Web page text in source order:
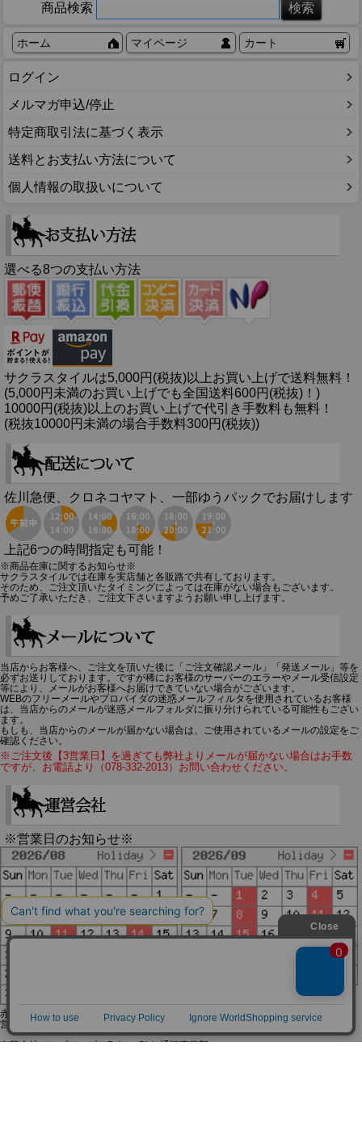
商品検索
ホーム マイページ カート
ログイン
メルマガ申込/停止
特定商取引法に基づく表示
送料とお支払い方法について
個人情報の取扱いについて
選べる8つの支払い方法
サクラスタイルは5,000円(税抜)以上お買い上げで送料無料！
(5,000円未満のお買い上げでも全国送料600円(税抜)！)
10000円(税抜)以上のお買い上げで代引き手数料も無料！
(税抜10000円未満の場合手数料300円(税抜))
佐川急便、クロネコヤマト、一部ゆうパックでお届けします
上記6つの時間指定も可能！
※商品在庫に関するお知らせ※
サクラスタイルでは在庫を実店舗と各販路で共有しております。
そのため、ご注文頂いたタイミングによっては在庫がない場合もございます。
予めご了承いただき、ご注文下さいますようお願い申し上げます。
当店からお客様へ、ご注文を頂いた後に「ご注文確認メール」「発送メール」等を
必ずお送りしております。ですが稀にお客様のサーバーのエラーやメール受信設定
等により、メールがお客様へお届けできていない場合がございます。
WEBのフリーメールやプロバイダの迷惑メールフィルタを使用されているお客様
は、当店からのメールが迷惑メールフォルダに振り分けられている可能性もござい
ます。
もしも、当店からのメールが届かない場合は、ご使用されているメールの設定をご
確認ください。
※ご注文後【3営業日】を過ぎても弊社よりメールが届かない場合はお手数
ですが、お電話より（078-332-2013）お問い合わせください。
※営業日のお知らせ※
赤字で塗られた日は配送定休日です。
営業時間は11時～19時です。
有限会社ジップジップ SakuraStyle通販事業部